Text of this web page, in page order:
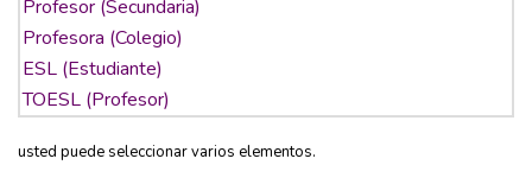
usted puede seleccionar varios elementos.